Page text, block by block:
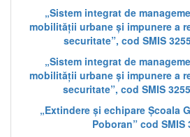
„Sistem integrat de
mobilității urbane și impunere a
securitate”, cod SMIS
„Sistem integrat de
mobilității urbane și impunere a
securitate”, cod SMIS
„Extindere și echipare Școala
Poboran” cod SMIS